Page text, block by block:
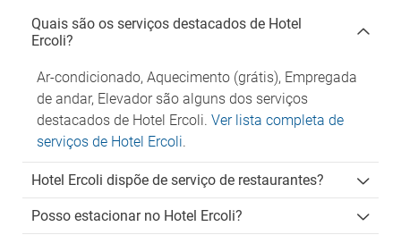
Quais são os serviços destacados de Hotel
Ercoli?
Ar-condicionado, Aquecimento (grátis), Empregada
de andar, Elevador são alguns dos serviços
destacados de Hotel Ercoli. Ver lista completa de
serviços de Hotel Ercoli.
Hotel Ercoli dispõe de serviço de restaurantes?
Posso estacionar no Hotel Ercoli?